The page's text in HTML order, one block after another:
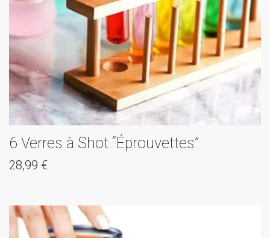
6 Verres à Shot “Éprouvettes”
28,99 €